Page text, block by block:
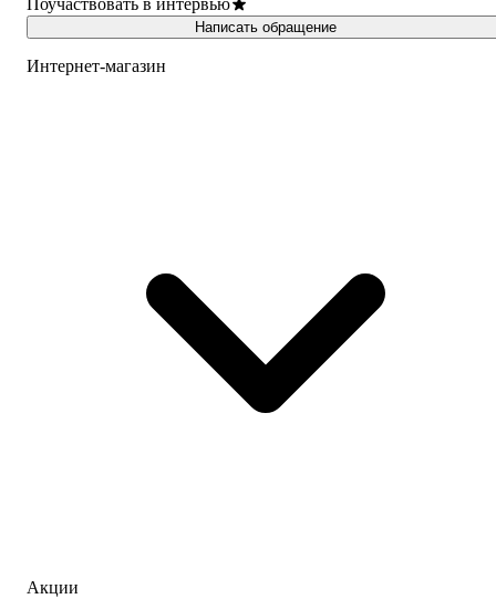
Поучаствовать в интервью
Написать обращение
Интернет-магазин
Акции